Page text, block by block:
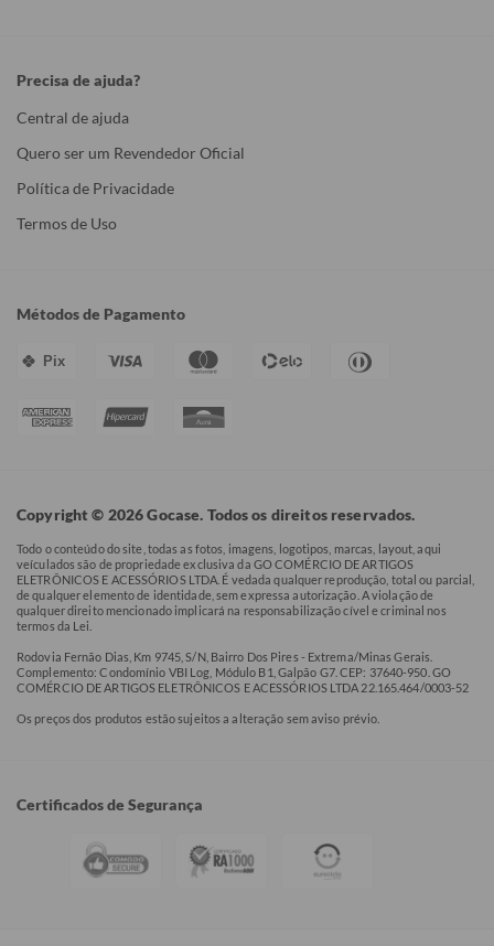
Precisa de ajuda?
Central de ajuda
Quero ser um Revendedor Oficial
Política de Privacidade
Termos de Uso
Métodos de Pagamento
Pix
Copyright © 2026 Gocase. Todos os direitos reservados.
Todo o conteúdo do site, todas as fotos, imagens, logotipos, marcas, layout, aqui
veículados são de propriedade exclusiva da GO COMÉRCIO DE ARTIGOS
ELETRÔNICOS E ACESSÓRIOS LTDA. É vedada qualquer reprodução, total ou parcial,
de qualquer elemento de identidade, sem expressa autorização. A violação de
qualquer direito mencionado implicará na responsabilização cível e criminal nos
termos da Lei.
Rodovia Fernão Dias, Km 9745, S/N, Bairro Dos Pires - Extrema/Minas Gerais.
Complemento: Condomínio VBI Log, Módulo B1, Galpão G7. CEP: 37640-950. GO
COMÉRCIO DE ARTIGOS ELETRÔNICOS E ACESSÓRIOS LTDA 22.165.464/0003-52
Os preços dos produtos estão sujeitos a alteração sem aviso prévio.
Certificados de Segurança